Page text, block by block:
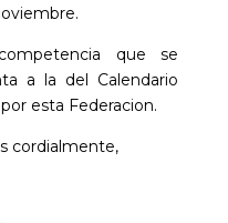
que se
a la del Calendario
esta Federacion.
cordialmente,